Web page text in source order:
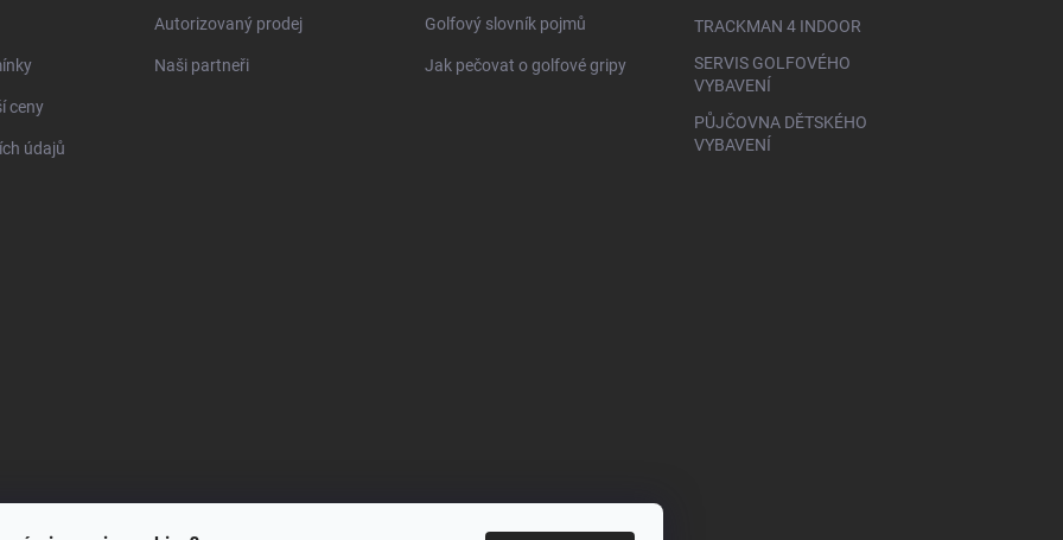
ceny
údajů
Autorizovaný prodej
Naši partneři
Golfový slovník pojmů
Jak pečovat o golfové gripy
TRACKMAN 4 INDOOR
SERVIS GOLFOVÉHO
VYBAVENÍ
PŮJČOVNA DĚTSKÉHO
VYBAVENÍ